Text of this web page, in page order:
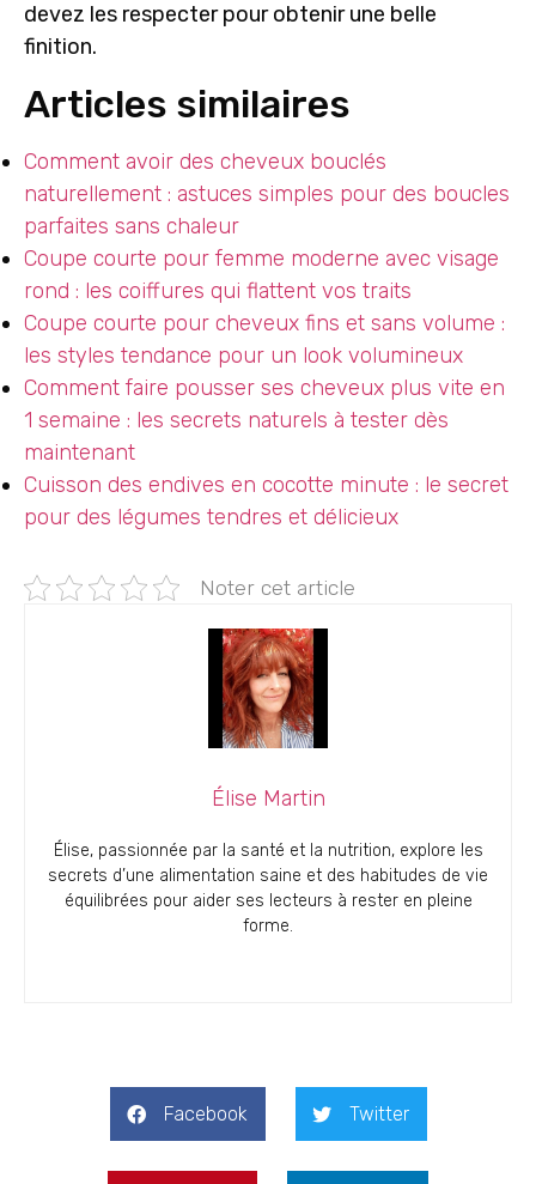
devez les respecter pour obtenir une belle
finition.
Articles similaires
Comment avoir des cheveux bouclés
naturellement : astuces simples pour des boucles
parfaites sans chaleur
Coupe courte pour femme moderne avec visage
rond : les coiffures qui flattent vos traits
Coupe courte pour cheveux fins et sans volume :
les styles tendance pour un look volumineux
Comment faire pousser ses cheveux plus vite en
1 semaine : les secrets naturels à tester dès
maintenant
Cuisson des endives en cocotte minute : le secret
pour des légumes tendres et délicieux
Noter cet article
Élise Martin
Élise, passionnée par la santé et la nutrition, explore les
secrets d’une alimentation saine et des habitudes de vie
équilibrées pour aider ses lecteurs à rester en pleine
forme.
Facebook Twitter